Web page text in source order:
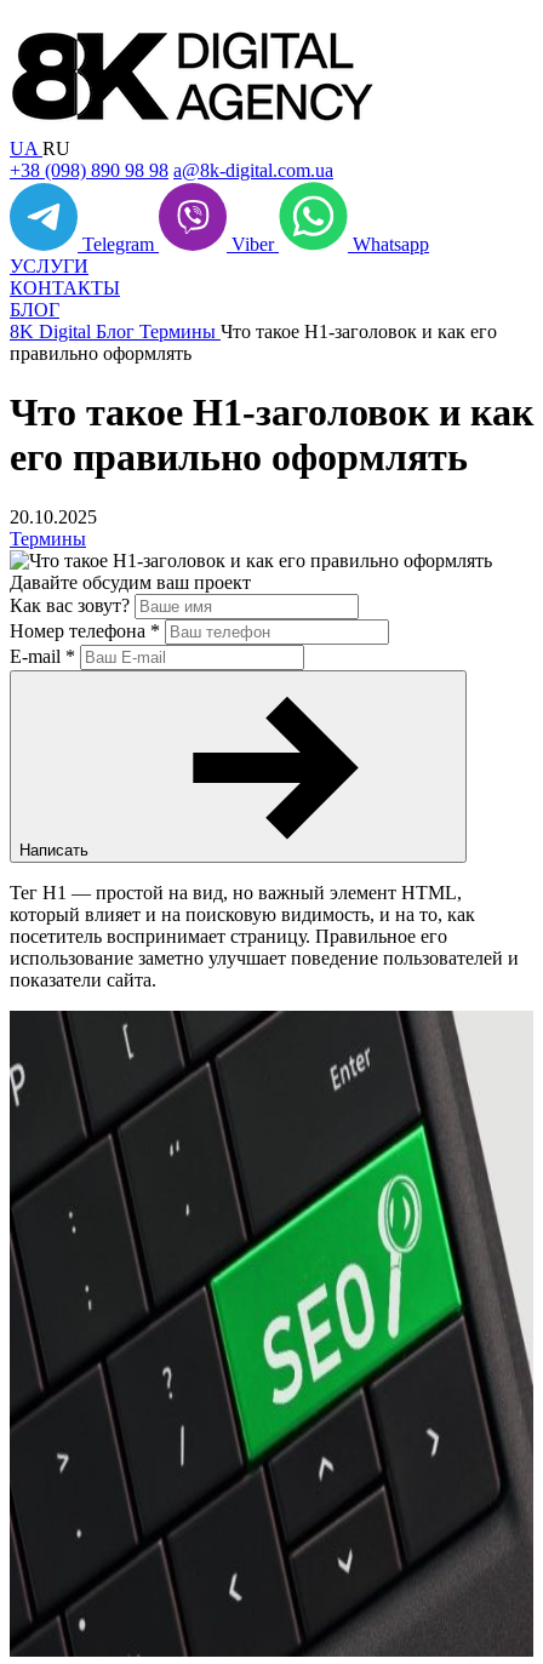
UA RU
+38 (098) 890 98 98 a@8k-digital.com.ua
Telegram Viber
Whatsapp
УСЛУГИ
КОНТАКТЫ
БЛОГ
8K Digital Блог Термины Что такое H1‑заголовок и как его
правильно оформлять
Что такое H1‑заголовок и как
его правильно оформлять
20.10.2025
Термины
Давайте обсудим ваш проект
Как вас зовут?
Номер телефона *
E-mail *
Написать
Тег H1 — простой на вид, но важный элемент HTML,
который влияет и на поисковую видимость, и на то, как
посетитель воспринимает страницу. Правильное его
использование заметно улучшает поведение пользователей и
показатели сайта.